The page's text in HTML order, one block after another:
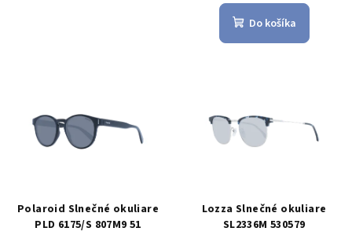
Do košíka
Polaroid Slnečné okuliare
PLD 6175/S 807M9 51
Lozza Slnečné okuliare
SL2336M 530579